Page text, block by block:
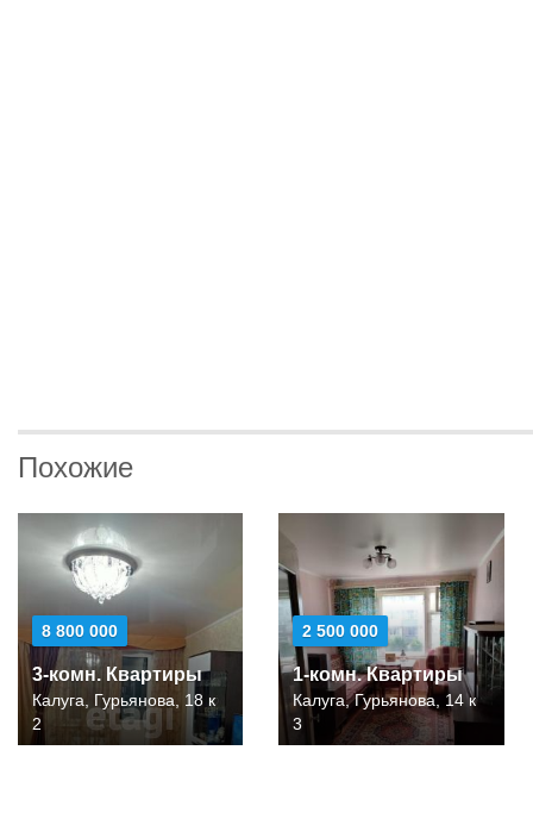
Похожие
8 800 000
3-комн. Квартиры
Калуга, Гурьянова, 18 к
2
2 500 000
1-комн. Квартиры
Калуга, Гурьянова, 14 к
3